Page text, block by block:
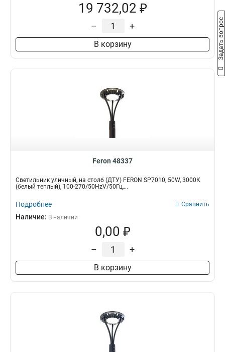
19 732,02 ₽
– +
В корзину
Feron 48337
Светильник уличный, на столб (ДТУ) FERON SP7010, 50W, 3000К
(белый теплый), 100-270/50HzV/50Гц,...
Подробнее Сравнить
Наличие: В наличии
0,00 ₽
– +
В корзину
Задать вопрос